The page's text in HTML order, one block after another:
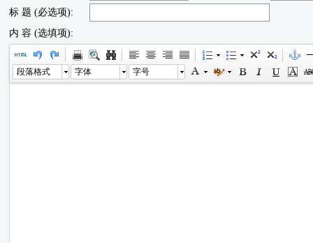
标 题 (必选项):
内 容 (选填项):
段落格式 字体 字号